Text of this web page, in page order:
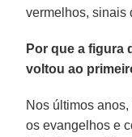
vermelhos, sinais
Por que a figura
voltou ao
Nos últimos anos,
os evangelhos e